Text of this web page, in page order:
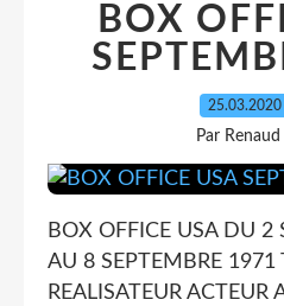
BOX
25.03.2020
Par Renaud
BOX OFFICE USA DU 2
AU 8 SEPTEMBRE 1971
REALISATEUR ACTEUR